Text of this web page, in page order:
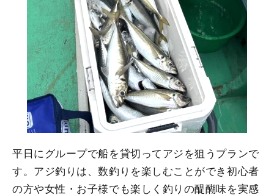
平日にグループで船を貸切ってアジを狙うプランで
す。アジ釣りは、数釣りを楽しむことができ初心者
の方や女性・お子様でも楽しく釣りの醍醐味を実感